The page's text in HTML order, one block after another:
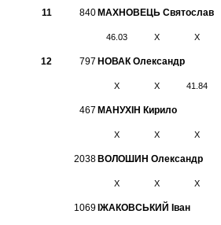
11 840 МАХНОВЕЦЬ Святослав
46.03 X X
12 797 НОВАК Олександр
X X 41.84
467 МАНУХІН Кирило
X X X
2038 ВОЛОШИН Олександр
X X X
1069 ІЖАКОВСЬКИЙ Іван